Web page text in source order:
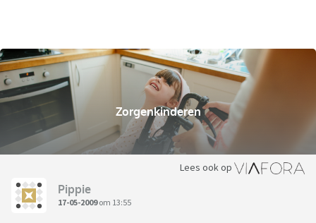
Zorgenkinderen
Lees ook op
Pippie
17-05-2009om 13:55